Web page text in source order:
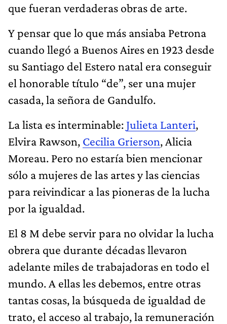
que fueran verdaderas obras de arte.
Y pensar que lo que más ansiaba Petrona
cuando llegó a Buenos Aires en 1923 desde
su Santiago del Estero natal era conseguir
el honorable título “de”, ser una mujer
casada, la señora de Gandulfo.
La lista es interminable: Julieta Lanteri,
Elvira Rawson, Cecilia Grierson, Alicia
Moreau. Pero no estaría bien mencionar
sólo a mujeres de las artes y las ciencias
para reivindicar a las pioneras de la lucha
por la igualdad.
El 8 M debe servir para no olvidar la lucha
obrera que durante décadas llevaron
adelante miles de trabajadoras en todo el
mundo. A ellas les debemos, entre otras
tantas cosas, la búsqueda de igualdad de
trato, el acceso al trabajo, la remuneración